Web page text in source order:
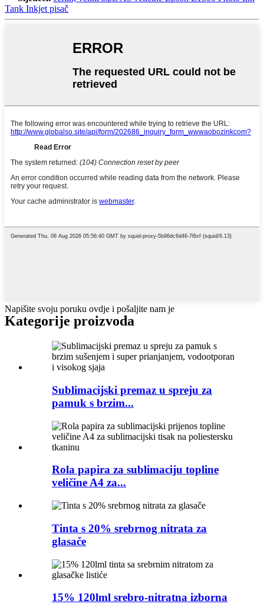
Tank Inkjet pisač
Napišite svoju poruku ovdje i pošaljite nam je
Kategorije proizvoda
Sublimacijski premaz u spreju za
pamuk s brzim...
Rola papira za sublimaciju topline
veličine A4 za...
Tinta s 20% srebrnog nitrata za
glasače
15% 120lml srebro-nitratna izborna